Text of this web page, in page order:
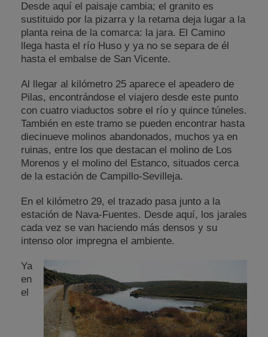
Desde aquí el paisaje cambia; el granito es
sustituido por la pizarra y la retama deja lugar a la
planta reina de la comarca: la jara. El Camino
llega hasta el río Huso y ya no se separa de él
hasta el embalse de San Vicente.
Al llegar al kilómetro 25 aparece el apeadero de
Pilas, encontrándose el viajero desde este punto
con cuatro viaductos sobre el río y quince túneles.
También en este tramo se pueden encontrar hasta
diecinueve molinos abandonados, muchos ya en
ruinas, entre los que destacan el molino de Los
Morenos y el molino del Estanco, situados cerca
de la estación de Campillo-Sevilleja.
En el kilómetro 29, el trazado pasa junto a la
estación de Nava-Fuentes. Desde aquí, los jarales
cada vez se van haciendo más densos y su
intenso olor impregna el ambiente.
Ya
en
el